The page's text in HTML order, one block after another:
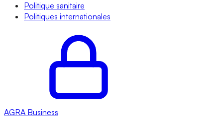
Politique sanitaire
Politiques internationales
AGRA Business